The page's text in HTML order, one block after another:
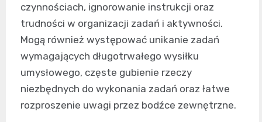
czynnościach, ignorowanie instrukcji oraz
trudności w organizacji zadań i aktywności.
Mogą również występować unikanie zadań
wymagających długotrwałego wysiłku
umysłowego, częste gubienie rzeczy
niezbędnych do wykonania zadań oraz łatwe
rozproszenie uwagi przez bodźce zewnętrzne.